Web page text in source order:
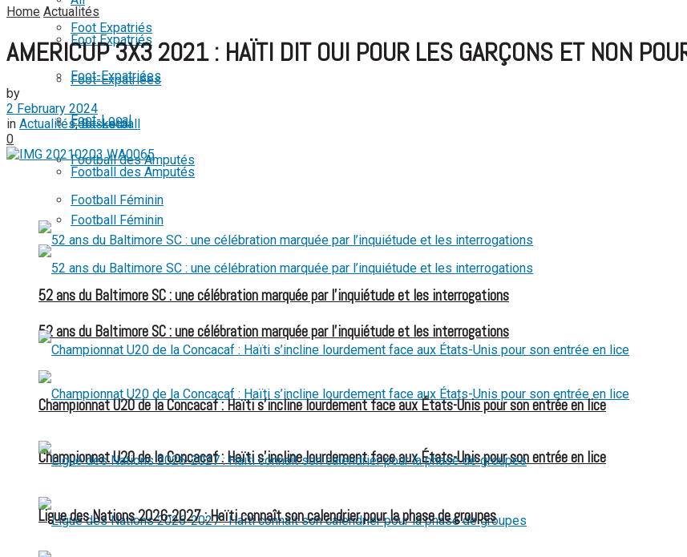
Foot Expatriés
Foot-Expatriées
Foot-Local
Football des Amputés
Football Féminin
52 ans du Baltimore SC : une célébration marquée par l’inquiétude et les interrogations
Championnat U20 de la Concacaf : Haïti s’incline lourdement face aux États-Unis pour son entrée en lice
Foot Expatriés
Foot-Expatriées
Foot-Local
Football des Amputés
Football Féminin
52 ans du Baltimore SC : une célébration marquée par l’inquiétude et les interrogations
Championnat U20 de la Concacaf : Haïti s’incline lourdement face aux États-Unis pour son entrée en lice
Ligue des Nations 2026-2027 : Haïti connaît son calendrier pour la phase de groupes
View All Result
Home Actualités
AMERICUP 3X3 2021 : HAÏTI DIT OUI POUR LES GARÇONS ET NON
by
2 February 2024
in Actualités,Basketball
0